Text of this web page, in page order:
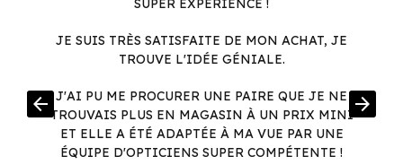
SUPER EXPÉRIENCE !
JE SUIS TRÈS SATISFAITE DE MON ACHAT, JE
TROUVE L'IDÉE GÉNIALE.
J'AI PU ME PROCURER UNE PAIRE QUE JE NE
TROUVAIS PLUS EN MAGASIN À UN PRIX MINI
ET ELLE A ÉTÉ ADAPTÉE À MA VUE PAR UNE
ÉQUIPE D'OPTICIENS SUPER COMPÉTENTE !
arrow_back arrow_forward